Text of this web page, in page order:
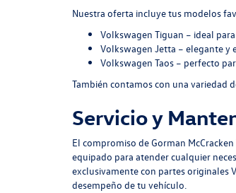
Nuestra oferta incluye tus modelos
Volkswagen Tiguan – ideal
Volkswagen Jetta – elegante y
Volkswagen Taos – perfecto
También contamos con una variedad
Servicio y
El compromiso de Gorman
equipado para atender cualquier
exclusivamente con partes originales
desempeño de tu vehículo.